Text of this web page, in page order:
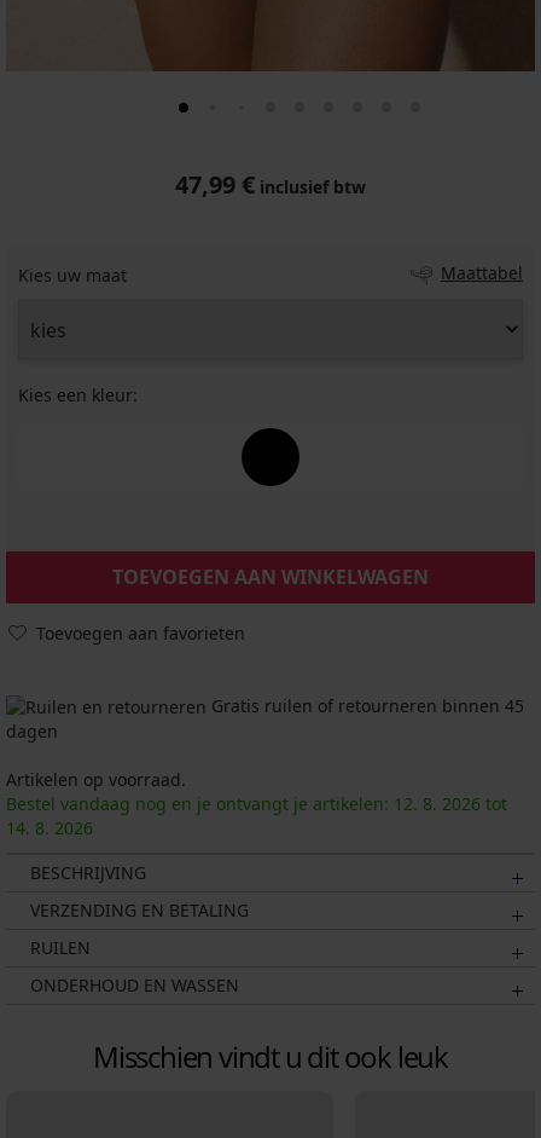
47,99 € inclusief btw
Kies uw maat Maattabel
Kies een kleur:
TOEVOEGEN AAN WINKELWAGEN
Toevoegen aan favorieten
Gratis ruilen of retourneren binnen 45
dagen
Artikelen op voorraad.
Bestel vandaag nog en je ontvangt je artikelen: 12. 8. 2026 tot
14. 8. 2026
BESCHRIJVING
VERZENDING EN BETALING
RUILEN
ONDERHOUD EN WASSEN
Misschien vindt u dit ook leuk